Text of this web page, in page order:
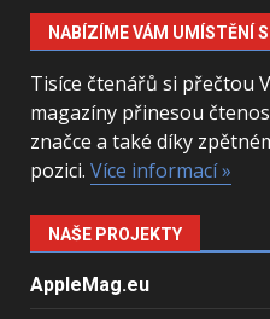
NABÍZÍME VÁM UMÍSTĚNÍ
Tisíce čtenářů si přečtou
magazíny přinesou
značce a také díky
pozici. Více informací »
NAŠE PROJEKTY
AppleMag.eu